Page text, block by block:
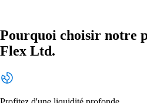
Pourquoi choisir notre
Flex Ltd.